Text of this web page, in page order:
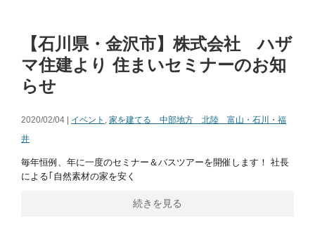
【石川県・金沢市】株式会社 ハザ
マ住建より 住まいセミナーのお知
らせ
2020/02/04 | イベント , 家を建てる 中部地方 北陸 富山・石川・福
井
毎年恒例、年に一度のセミナー＆バスツアーを開催します！ 社長
による｢自然素材の家を安く
続きを見る